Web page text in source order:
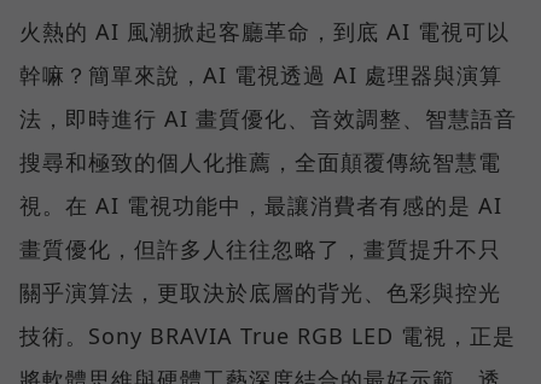
火熱的 AI 風潮掀起客廳革命，到底 AI 電視可以
幹嘛？簡單來說，AI 電視透過 AI 處理器與演算
法，即時進行 AI 畫質優化、音效調整、智慧語音
搜尋和極致的個人化推薦，全面顛覆傳統智慧電
視。在 AI 電視功能中，最讓消費者有感的是 AI
畫質優化，但許多人往往忽略了，畫質提升不只
關乎演算法，更取決於底層的背光、色彩與控光
技術。Sony BRAVIA True RGB LED 電視，正是